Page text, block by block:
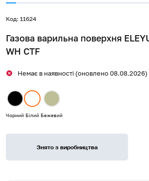
Код: 11624
Газова варильна поверхня
WH CTF
Немає в наявності (оновлено 08.08.2026)
Чорний Білий Бежевий
Знято з виробництва